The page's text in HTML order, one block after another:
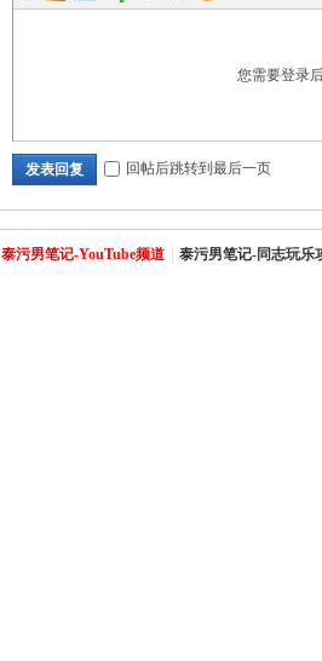
您需要登录
发表回复 回帖后跳转到最后一页
泰污男笔记-YouTube频道 泰污男笔记-同志玩乐